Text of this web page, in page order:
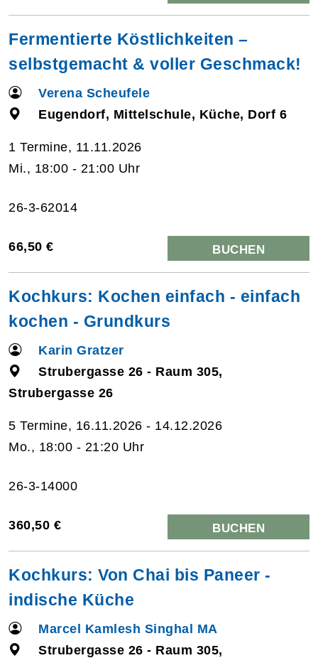
Fermentierte Köstlichkeiten –
selbstgemacht & voller Geschmack!
Verena Scheufele
Eugendorf, Mittelschule, Küche, Dorf 6
1 Termine, 11.11.2026
Mi., 18:00 - 21:00 Uhr
26-3-62014
66,50 € BUCHEN
Kochkurs: Kochen einfach - einfach
kochen - Grundkurs
Karin Gratzer
Strubergasse 26 - Raum 305,
Strubergasse 26
5 Termine, 16.11.2026 - 14.12.2026
Mo., 18:00 - 21:20 Uhr
26-3-14000
360,50 € BUCHEN
Kochkurs: Von Chai bis Paneer -
indische Küche
Marcel Kamlesh Singhal MA
Strubergasse 26 - Raum 305,